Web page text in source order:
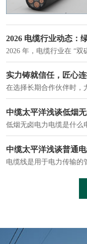
2026 电缆行业动态：
中缆太平洋浅谈低烟
中缆太平洋浅谈普通